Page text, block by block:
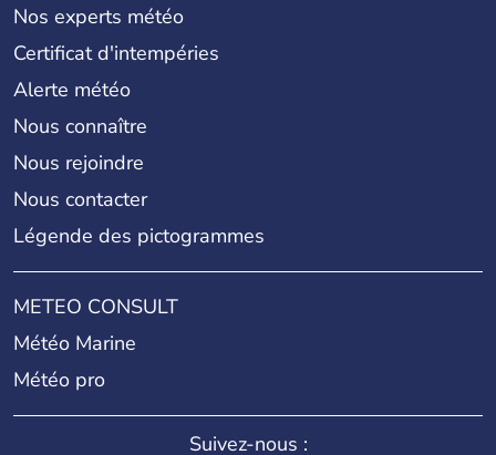
Nos experts météo
Certificat d'intempéries
Alerte météo
Nous connaître
Nous rejoindre
Nous contacter
Légende des pictogrammes
METEO CONSULT
Météo Marine
Météo pro
Suivez-nous :